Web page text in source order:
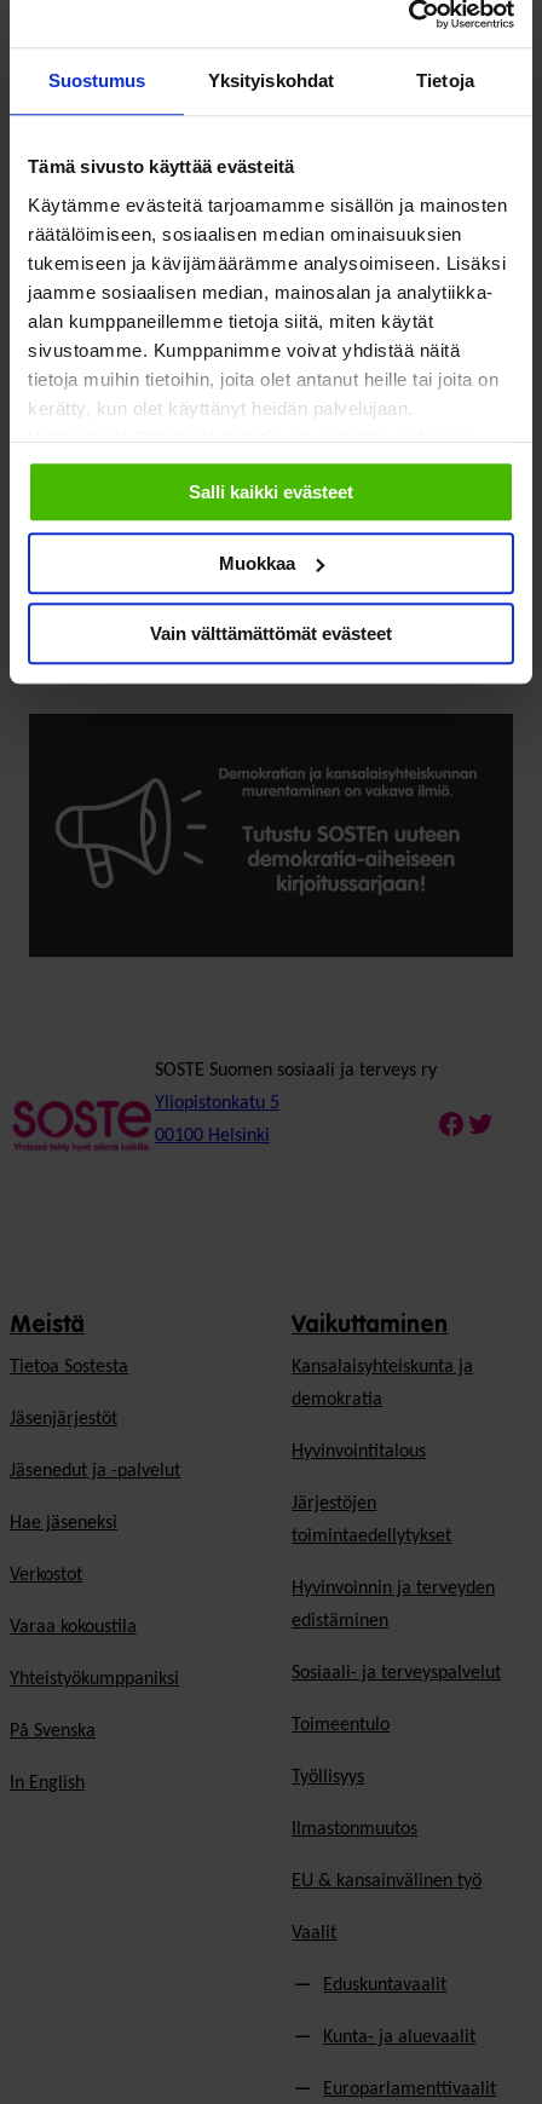
Suostumus Yksityiskohdat Tietoja
Tämä sivusto käyttää evästeitä
Käytämme evästeitä tarjoamamme sisällön ja mainosten
räätälöimiseen, sosiaalisen median ominaisuuksien
tukemiseen ja kävijämäärämme analysoimiseen. Lisäksi
jaamme sosiaalisen median, mainosalan ja analytiikka-
alan kumppaneillemme tietoja siitä, miten käytät
sivustoamme. Kumppanimme voivat yhdistää näitä
tietoja muihin tietoihin, joita olet antanut heille tai joita on
kerätty, kun olet käyttänyt heidän palvelujaan.
Valitsemalla "Yksityiskohdat" voit vaikuttaa sallimiisi
evästeisiin.
Salli kaikki evästeet
Muokkaa
Vain välttämättömät evästeet
tiedottamisen pitää olla avointa. Työskentelyn tukena tulee,
perustettavien jaostojen lisäksi, hyödyntää laajasti eri
Lue lisää
Päivi Kiiskinen
erityisasiantuntija
paivi.kiiskinen@soste.fi
pkiiskinen
SOSTE Suomen sosiaali ja terveys ry
Yliopistonkatu 5
00100 Helsinki
Meistä
Tietoa Sostesta
Jäsenjärjestöt
Jäsenedut ja -palvelut
Hae jäseneksi
Verkostot
Varaa kokoustila
Yhteistyökumppaniksi
På Svenska
In English
Vaikuttaminen
Kansalaisyhteiskunta ja
demokratia
Hyvinvointitalous
Järjestöjen
toimintaedellytykset
Hyvinvoinnin ja terveyden
edistäminen
Sosiaali- ja terveyspalvelut
Toimeentulo
Työllisyys
Ilmastonmuutos
EU & kansainvälinen työ
Vaalit
Eduskuntavaalit
Kunta- ja aluevaalit
Europarlamenttivaalit